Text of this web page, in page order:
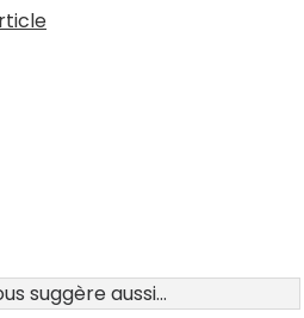
suggère aussi...